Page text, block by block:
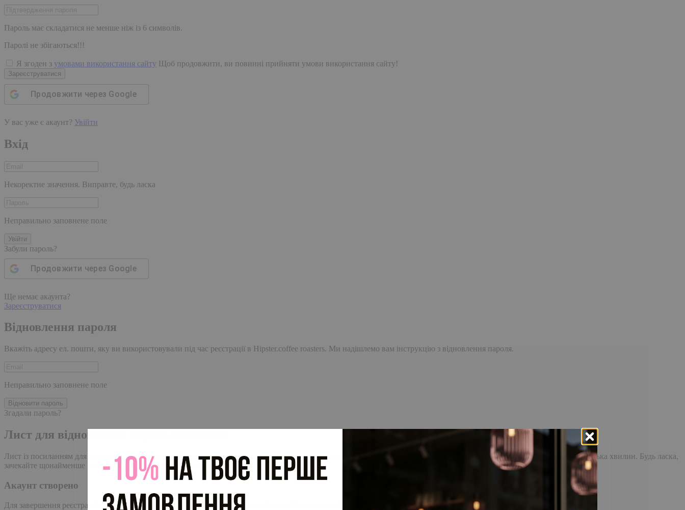
Пароль має складатися не менше ніж із 6 символів.
Паролі не збігаються!!!
Я згоден з умовами використання сайту Щоб продовжити, ви повинні прийняти умови використання сайту!
Зареєструватися
Продовжити через Google
У вас уже є акаунт? Увійти
Вхід
Некоректне значення. Виправте, будь ласка
Неправильно заповнене поле
Увійти
Забули пароль?
Продовжити через Google
Ще немає акаунта?
Зареєструватися
Відновлення пароля
Вкажіть адресу ел. пошти, яку ви використовували під час реєстрації в Hipster.coffee roasters. Ми надішлемо вам інструкцію з відновлення пароля.
Неправильно заповнене поле
Відновити пароль
Згадали пароль?
Лист для відновлення пароля надіслано.
Лист із посиланням для скидання пароля було надіслано на адресу електронної пошти, прив'язану до вашого облікового запису, доставка повідомлення може зайняти кілька хвилин. Будь ласка,
зачекайте щонайменше 10 хвилин, перш ніж ініціювати ще один запит.
Акаунт створено
Для завершення реєстрації, перейдіть за посиланням у листі, який було надіслано Вам на пошту!